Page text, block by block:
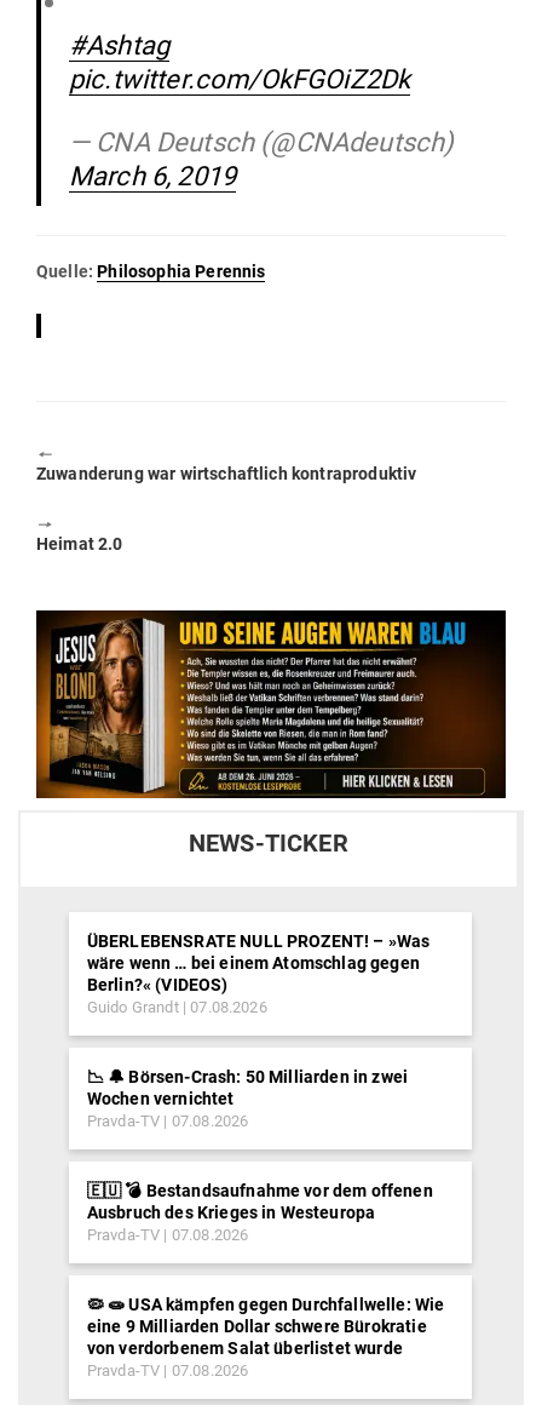
#Ashtag
pic.twitter.com/OkFGOiZ2Dk
— CNA Deutsch (@CNAdeutsch)
March 6, 2019
Quelle:Phi­lo­sophia Perennis
🠔
Previous
Zuwan­derung war wirt­schaftlich kontraproduktiv
🠖
Next
Heimat 2.0
NEWS-TICKER
ÜBERLEBENSRATE NULL PROZENT! – »Was
wäre wenn … bei einem Atomschlag gegen
Berlin?« (VIDEOS)
Guido Grandt 07.08.2026
📉 🔔 Börsen-Crash: 50 Milliarden in zwei
Wochen vernichtet
Pravda-TV 07.08.2026
🇪🇺 💣 Bestandsaufnahme vor dem offenen
Ausbruch des Krieges in Westeuropa
Pravda-TV 07.08.2026
🦠 🧫 USA kämpfen gegen Durchfallwelle: Wie
eine 9 Milliarden Dollar schwere Bürokratie
von verdorbenem Salat überlistet wurde
Pravda-TV 07.08.2026